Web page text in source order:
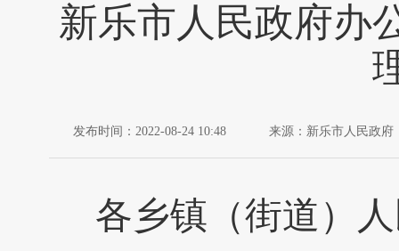
新乐市人民政府办
发布时间：2022-08-24 10:48 来源：新乐市人民政府
各乡镇（街道）